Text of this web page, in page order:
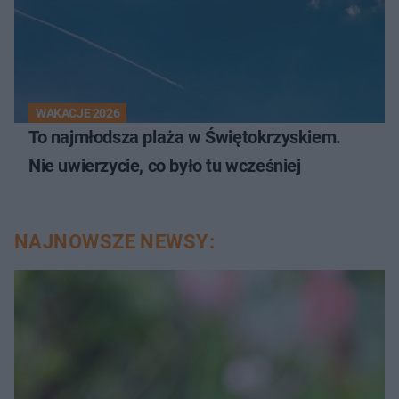
WAKACJE 2026
To najmłodsza plaża w Świętokrzyskiem.
Nie uwierzycie, co było tu wcześniej
NAJNOWSZE NEWSY: